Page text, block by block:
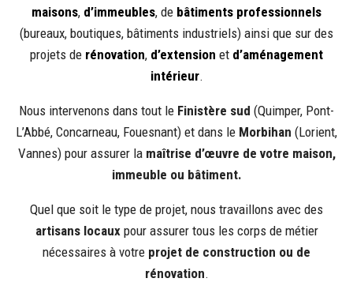
maisons, d’immeubles, de bâtiments professionnels
(bureaux, boutiques, bâtiments industriels) ainsi que sur des
projets de rénovation, d’extension et d’aménagement
intérieur.
Nous intervenons dans tout le Finistère sud (Quimper, Pont-
L’Abbé, Concarneau, Fouesnant) et dans le Morbihan (Lorient,
Vannes) pour assurer la maîtrise d’œuvre de votre maison,
immeuble ou bâtiment.
Quel que soit le type de projet, nous travaillons avec des
artisans locauxpour assurer tous les corps de métier
nécessaires à votre projet de construction ou de
rénovation.